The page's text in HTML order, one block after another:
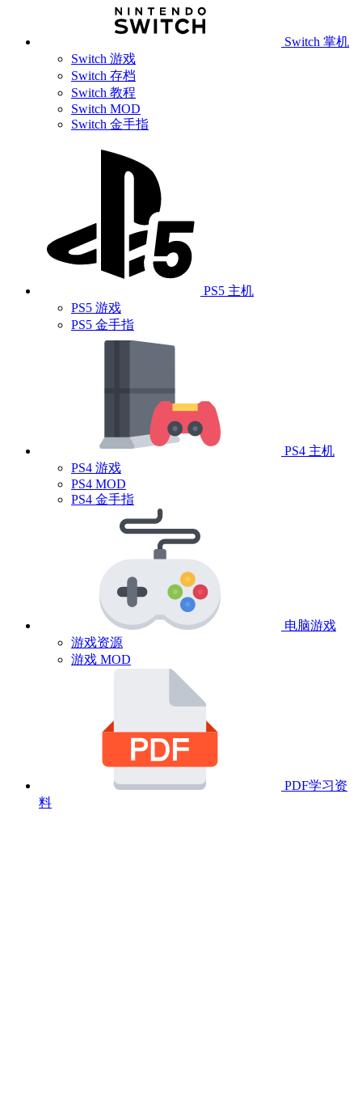
Switch 掌机
Switch 游戏
Switch 存档
Switch 教程
Switch MOD
Switch 金手指
PS5 主机
PS5 游戏
PS5 金手指
PS4 主机
PS4 游戏
PS4 MOD
PS4 金手指
电脑游戏
游戏资源
游戏 MOD
PDF学习资
料